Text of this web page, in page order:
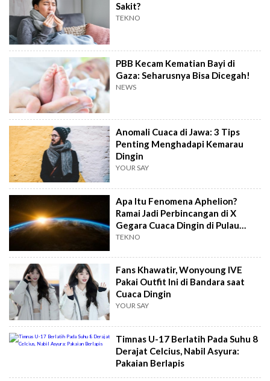
Sakit?
TEKNO
PBB Kecam Kematian Bayi di
Gaza: Seharusnya Bisa Dicegah!
NEWS
Anomali Cuaca di Jawa: 3 Tips
Penting Menghadapi Kemarau
Dingin
YOUR SAY
Apa Itu Fenomena Aphelion?
Ramai Jadi Perbincangan di X
Gegara Cuaca Dingin di Pulau
Jawa
TEKNO
Fans Khawatir, Wonyoung IVE
Pakai Outfit Ini di Bandara saat
Cuaca Dingin
YOUR SAY
Timnas U-17 Berlatih Pada Suhu 8
Derajat Celcius, Nabil Asyura:
Pakaian Berlapis